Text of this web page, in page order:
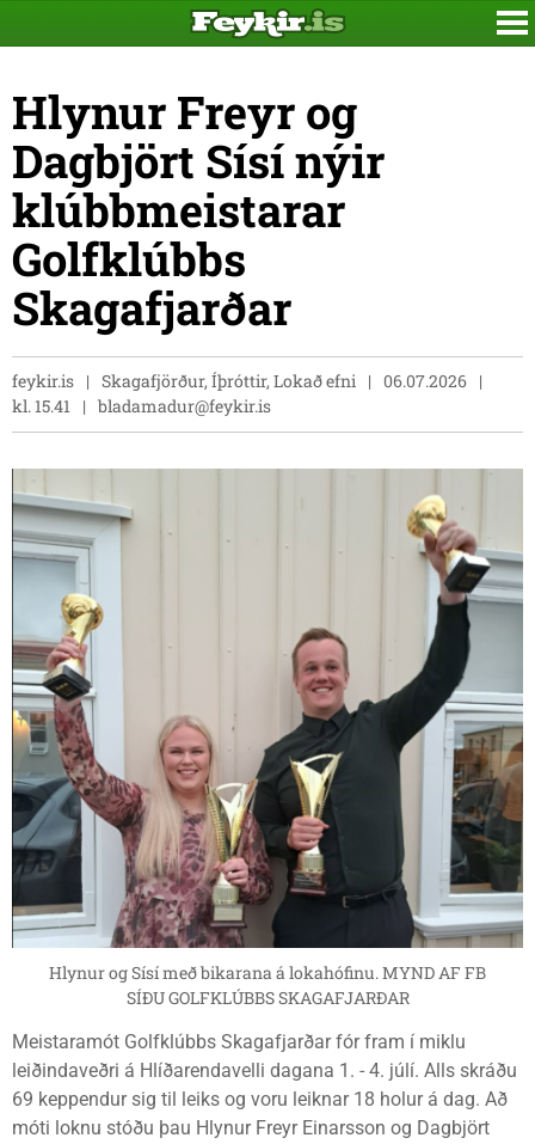
Hlynur Freyr og
Dagbjört Sísí nýir
klúbbmeistarar
Golfklúbbs
Skagafjarðar
feykir.is Skagafjörður, Íþróttir, Lokað efni
06.07.2026
kl. 15.41
bladamadur@feykir.is
Hlynur og Sísí með bikarana á lokahófinu. MYND AF FB
SÍÐU GOLFKLÚBBS SKAGAFJARÐAR
Meistaramót Golfklúbbs Skagafjarðar fór fram í miklu
leiðindaveðri á Hlíðarendavelli dagana 1. - 4. júlí. Alls skráðu
69 keppendur sig til leiks og voru leiknar 18 holur á dag. Að
móti loknu stóðu þau Hlynur Freyr Einarsson og Dagbjört